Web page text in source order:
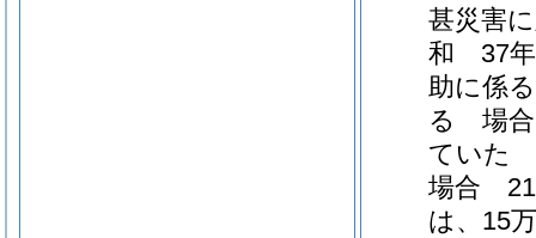
甚災害
和 37年
助に係
る 場合
ていた
場合 21
は、15